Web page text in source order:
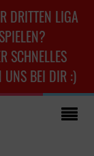
DRITTEN LIGA
SCHNELLES
UNS BEI DIR :)